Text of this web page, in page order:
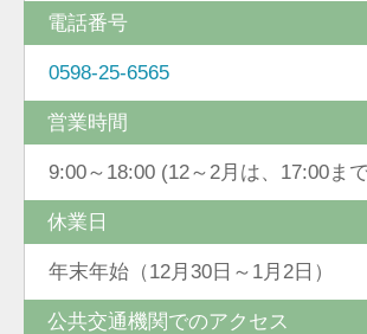
電話番号
0598-25-6565
営業時間
9:00～18:00 (12～2月は、17:00まで
休業日
年末年始（12月30日～1月2日）
公共交通機関でのアクセス